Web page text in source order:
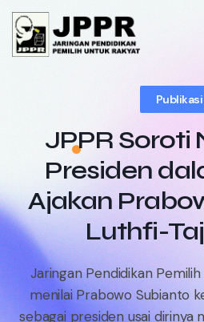
Skip
content
Publikasi
JPPR Soroti
Presiden
Ajakan
Luthfi-
Jaringan Pendidikan
menilai Prabowo Subianto
sebagai presiden usai dirinya